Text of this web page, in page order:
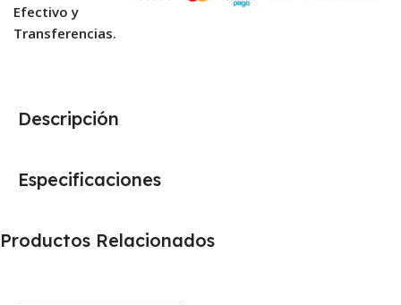
Efectivo y
Transferencias.
Descripción
Especificaciones
Productos Relacionados